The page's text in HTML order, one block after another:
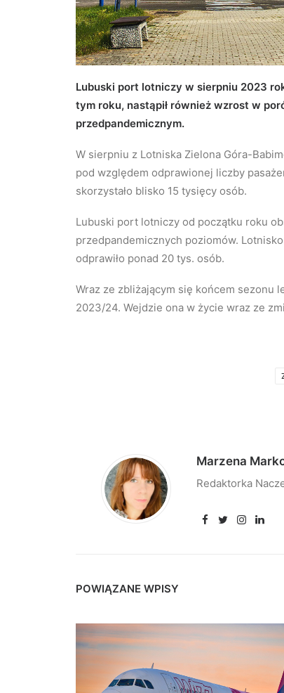
Lubuski port lotniczy w sierpniu 2023
tym roku, nastąpił również wzrost w
przedpandemicznym.
W sierpniu z Lotniska Zielona Góra-
pod względem odprawionej liczby
skorzystało blisko 15 tysięcy osób.
Lubuski port lotniczy od początku roku
przedpandemicznych poziomów.
odprawiło ponad 20 tys. osób.
Wraz ze zbliżającym się końcem sezonu
2023/24. Wejdzie ona w życie wraz ze
Marzena
Redaktorka
POWIĄZANE WPISY